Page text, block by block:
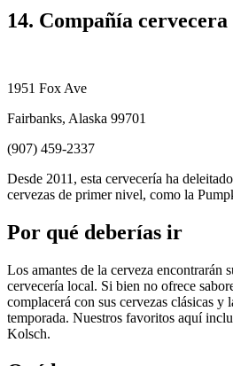
14. Compañía
1951 Fox Ave
Fairbanks, Alaska 99701
(907) 459-2337
Desde 2011, esta cervecería ha
cervezas de primer nivel, como la
Por qué deberías ir
Los amantes de la cerveza encontrarán
cervecería local. Si bien no ofrece
complacerá con sus cervezas clásicas y
temporada. Nuestros favoritos aquí
Kolsch.